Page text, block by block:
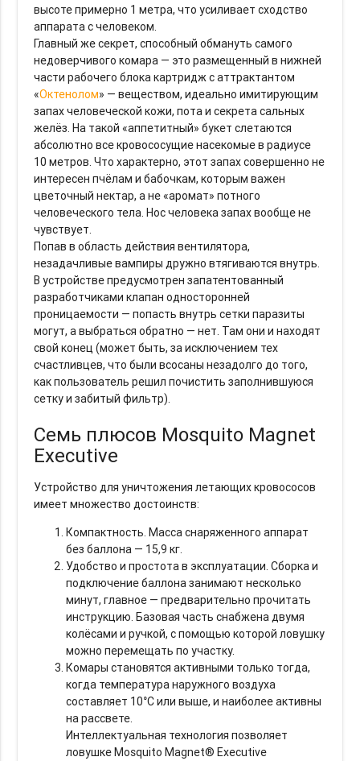
высоте примерно 1 метра, что усиливает сходство
аппарата с человеком.
Главный же секрет, способный обмануть самого
недоверчивого комара — это размещенный в нижней
части рабочего блока картридж с аттрактантом
«Октенолом» — веществом, идеально имитирующим
запах человеческой кожи, пота и секрета сальных
желёз. На такой «аппетитный» букет слетаются
абсолютно все кровососущие насекомые в радиусе
10 метров. Что характерно, этот запах совершенно не
интересен пчёлам и бабочкам, которым важен
цветочный нектар, а не «аромат» потного
человеческого тела. Нос человека запах вообще не
чувствует.
Попав в область действия вентилятора,
незадачливые вампиры дружно втягиваются внутрь.
В устройстве предусмотрен запатентованный
разработчиками клапан односторонней
проницаемости — попасть внутрь сетки паразиты
могут, а выбраться обратно — нет. Там они и находят
свой конец (может быть, за исключением тех
счастливцев, что были всосаны незадолго до того,
как пользователь решил почистить заполнившуюся
сетку и забитый фильтр).
Семь плюсов Mosquito Magnet
Executive
Устройство для уничтожения летающих кровососов
имеет множество достоинств:
Компактность. Масса снаряженного аппарат
без баллона — 15,9 кг.
Удобство и простота в эксплуатации. Сборка и
подключение баллона занимают несколько
минут, главное — предварительно прочитать
инструкцию. Базовая часть снабжена двумя
колёсами и ручкой, с помощью которой ловушку
можно перемещать по участку.
Комары становятся активными только тогда,
когда температура наружного воздуха
составляет 10°C или выше, и наиболее активны
на рассвете.
Интеллектуальная технология позволяет
ловушке Mosquito Magnet® Executive